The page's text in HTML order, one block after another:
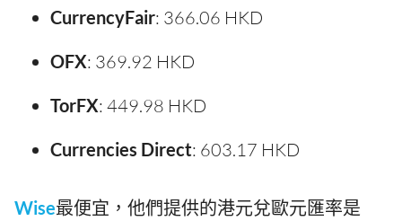
CurrencyFair: 366.06 HKD
OFX: 369.92 HKD
TorFX: 449.98 HKD
Currencies Direct: 603.17 HKD
Wise最便宜，他們提供的港元兌歐元匯率是